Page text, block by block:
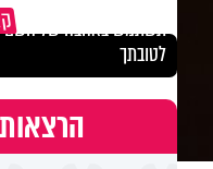
תשתמש באהבה של השם
לטובתך